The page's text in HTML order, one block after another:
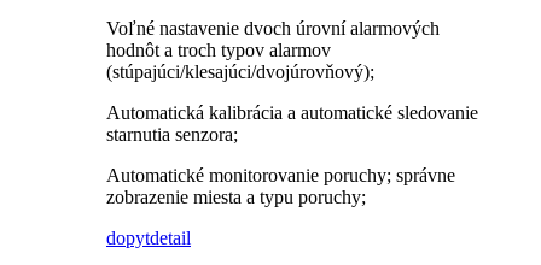
Voľné nastavenie dvoch úrovní alarmových
hodnôt a troch typov alarmov
(stúpajúci/klesajúci/dvojúrovňový);
Automatická kalibrácia a automatické sledovanie
starnutia senzora;
Automatické monitorovanie poruchy; správne
zobrazenie miesta a typu poruchy;
dopytdetail